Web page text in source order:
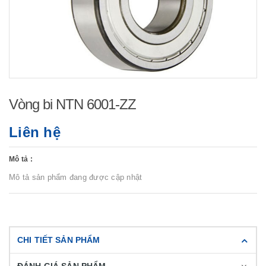
Vòng bi NTN 6001-ZZ
Liên hệ
Mô tả :
Mô tả sản phẩm đang được cập nhật
CHI TIẾT SẢN PHẨM